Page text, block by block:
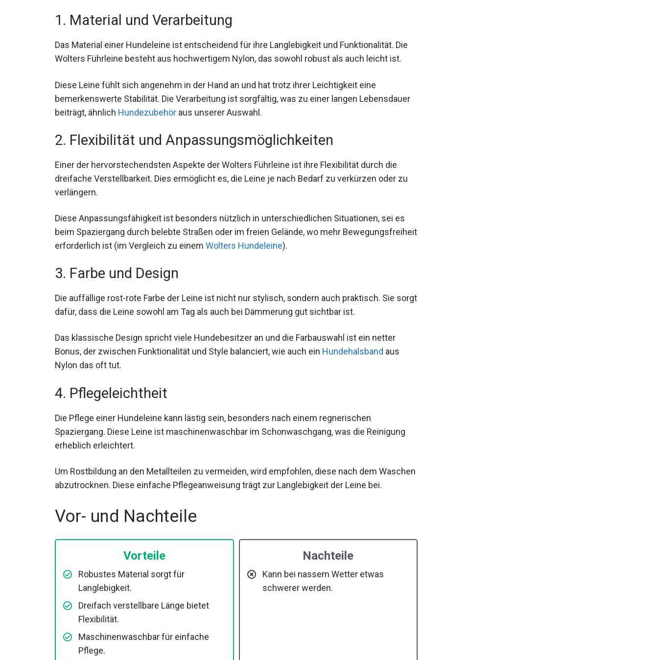
1. Material und Verarbeitung
Das Material einer Hundeleine ist entscheidend für ihre Langlebigkeit und Funktionalität. Die
Wolters Führleine besteht aus hochwertigem Nylon, das sowohl robust als auch leicht ist.
Diese Leine fühlt sich angenehm in der Hand an und hat trotz ihrer Leichtigkeit eine
bemerkenswerte Stabilität. Die Verarbeitung ist sorgfältig, was zu einer langen Lebensdauer
beiträgt, ähnlich Hundezubehör aus unserer Auswahl.
2. Flexibilität und Anpassungsmöglichkeiten
Einer der hervorstechendsten Aspekte der Wolters Führleine ist ihre Flexibilität durch die
dreifache Verstellbarkeit. Dies ermöglicht es, die Leine je nach Bedarf zu verkürzen oder zu
verlängern.
Diese Anpassungsfähigkeit ist besonders nützlich in unterschiedlichen Situationen, sei es
beim Spaziergang durch belebte Straßen oder im freien Gelände, wo mehr Bewegungsfreiheit
erforderlich ist (im Vergleich zu einem Wolters Hundeleine).
3. Farbe und Design
Die auffällige rost-rote Farbe der Leine ist nicht nur stylisch, sondern auch praktisch. Sie sorgt
dafür, dass die Leine sowohl am Tag als auch bei Dämmerung gut sichtbar ist.
Das klassische Design spricht viele Hundebesitzer an und die Farbauswahl ist ein netter
Bonus, der zwischen Funktionalität und Style balanciert, wie auch ein Hundehalsband aus
Nylon das oft tut.
4. Pflegeleichtheit
Die Pflege einer Hundeleine kann lästig sein, besonders nach einem regnerischen
Spaziergang. Diese Leine ist maschinenwaschbar im Schonwaschgang, was die Reinigung
erheblich erleichtert.
Um Rostbildung an den Metallteilen zu vermeiden, wird empfohlen, diese nach dem Waschen
abzutrocknen. Diese einfache Pflegeanweisung trägt zur Langlebigkeit der Leine bei.
Vor- und Nachteile
Vorteile
Robustes Material sorgt für
Langlebigkeit.
Dreifach verstellbare Länge bietet
Flexibilität.
Maschinenwaschbar für einfache
Pflege.
Nachteile
Kann bei nassem Wetter etwas
schwerer werden.